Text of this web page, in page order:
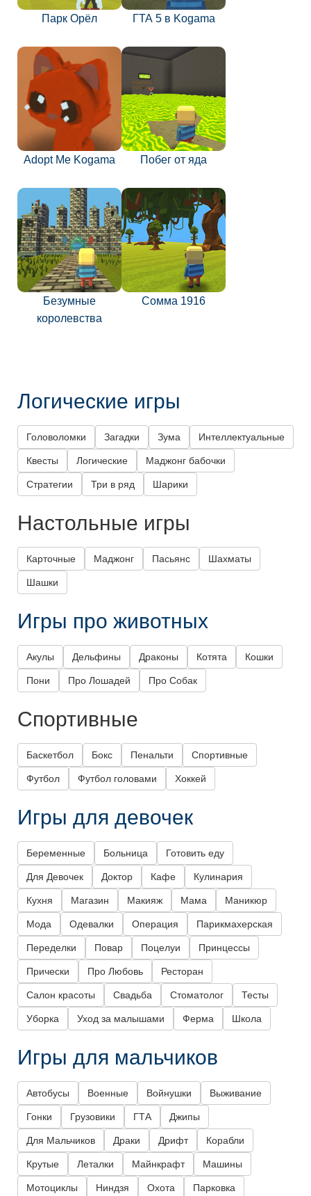
Парк Орёл ГТА 5 в Kogama
Adopt Me Kogama Побег от яда
Безумные
королевства
Сомма 1916
Логические игры
Головоломки Загадки Зума Интеллектуальные
Квесты Логические Маджонг бабочки
Стратегии Три в ряд Шарики
Настольные игры
Карточные Маджонг Пасьянс Шахматы
Шашки
Игры про животных
Акулы Дельфины Драконы Котята Кошки
Пони Про Лошадей Про Собак
Спортивные
Баскетбол Бокс Пенальти Спортивные
Футбол Футбол головами Хоккей
Игры для девочек
Беременные Больница Готовить еду
Для Девочек Доктор Кафе Кулинария
Кухня Магазин Макияж Мама Маникюр
Мода Одевалки Операция Парикмахерская
Переделки Повар Поцелуи Принцессы
Прически Про Любовь Ресторан
Салон красоты Свадьба Стоматолог Тесты
Уборка Уход за малышами Ферма Школа
Игры для мальчиков
Автобусы Военные Войнушки Выживание
Гонки Грузовики ГТА Джипы
Для Мальчиков Драки Дрифт Корабли
Крутые Леталки Майнкрафт Машины
Мотоциклы Ниндзя Охота Парковка